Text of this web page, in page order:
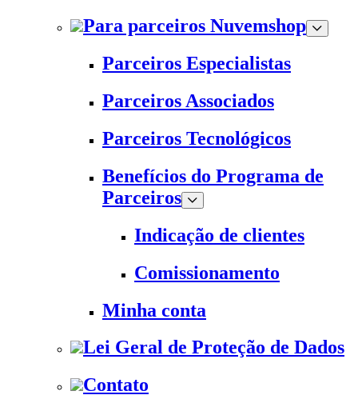
Para parceiros Nuvemshop
Parceiros Especialistas
Parceiros Associados
Parceiros Tecnológicos
Benefícios do Programa de
Parceiros
Indicação de clientes
Comissionamento
Minha conta
Lei Geral de Proteção de Dados
Contato